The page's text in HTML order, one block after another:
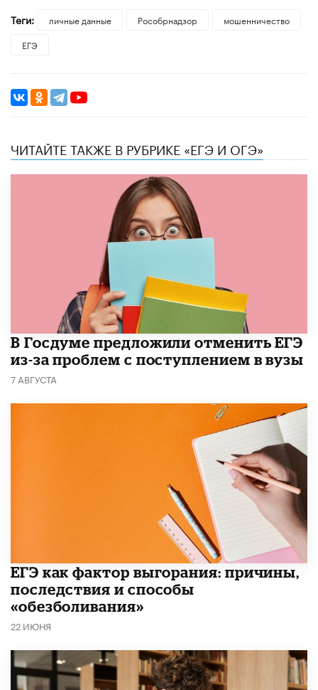
Теги:
личные данные Рособрнадзор
мошенничество
ЕГЭ
ЧИТАЙТЕ ТАКЖЕ В РУБРИКЕ «ЕГЭ И ОГЭ»
В Госдуме предложили отменить ЕГЭ
из-за проблем с поступлением в вузы
7 АВГУСТА
​ЕГЭ как фактор выгорания: причины,
последствия и способы
«обезболивания»
22 ИЮНЯ